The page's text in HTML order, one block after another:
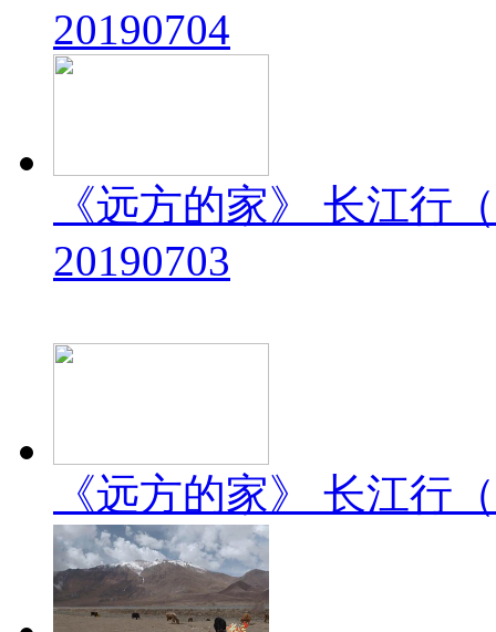
20190704
《远方的家》 长江行
20190703
《远方的家》 长江行